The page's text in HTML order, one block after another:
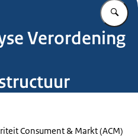
Verordening
Consument & Markt (ACM)